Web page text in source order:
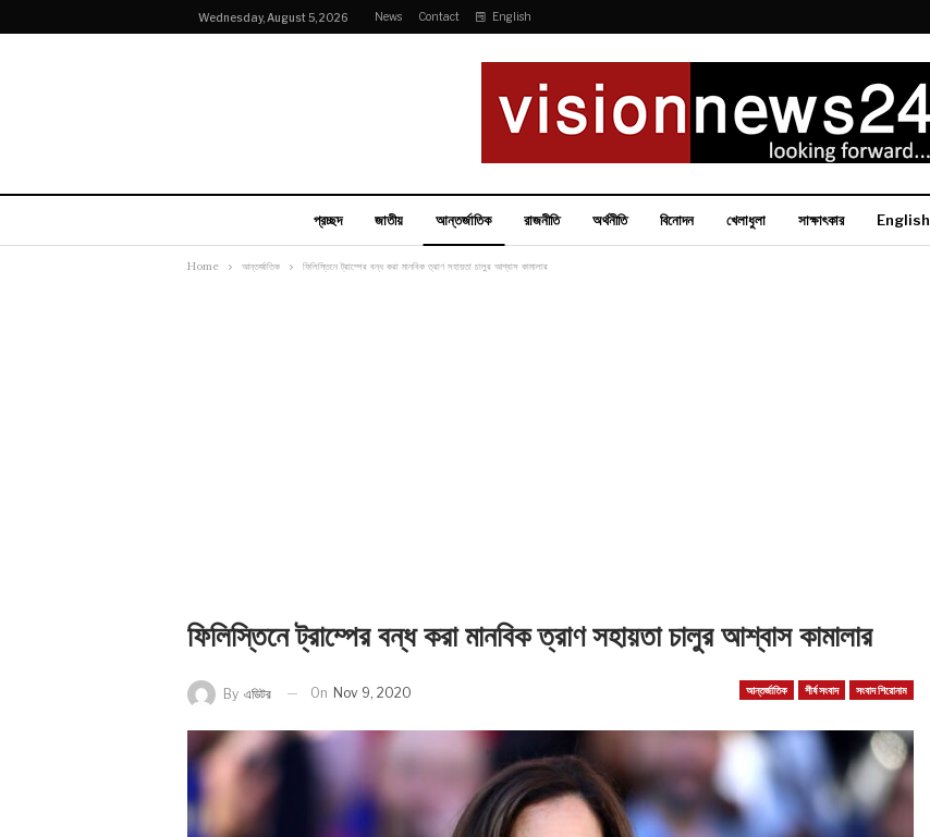
Wednesday, August 5, 2026 News Contact English
প্রচ্ছদ জাতীয় আন্তর্জাতিক রাজনীতি অর্থনীতি বিনোদন খেলাধুলা সাক্ষাৎকার English
Home আন্তর্জাতিক ফিলিস্তিনে ট্রাম্পের বন্ধ করা মানবিক ত্রাণ সহায়তা চালুর আশ্বাস কামালার
ফিলিস্তিনে ট্রাম্পের বন্ধ করা মানবিক ত্রাণ সহায়তা চালুর আশ্বাস কামালার
আন্তর্জাতিক শীর্ষ সংবাদ সংবাদ শিরোনাম
By এডিটর On Nov 9, 2020